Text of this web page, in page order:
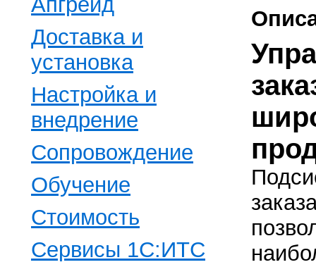
Доставка и
установка
Настройка и
внедрение
Сопровождение
Обучение
Стоимость
Сервисы 1С:ИТС